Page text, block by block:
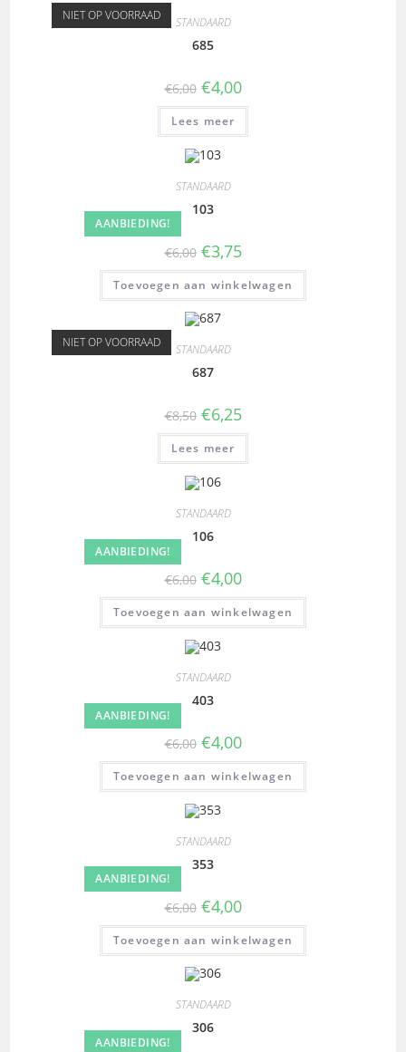
NIET OP VOORRAAD STANDAARD
685
€6,00 €4,00
Lees meer
AANBIEDING!
STANDAARD
103
€6,00 €3,75
Toevoegen aan winkelwagen
NIET OP VOORRAAD STANDAARD
687
€8,50 €6,25
Lees meer
AANBIEDING!
STANDAARD
106
€6,00 €4,00
Toevoegen aan winkelwagen
AANBIEDING!
STANDAARD
403
€6,00 €4,00
Toevoegen aan winkelwagen
AANBIEDING!
STANDAARD
353
€6,00 €4,00
Toevoegen aan winkelwagen
AANBIEDING!
STANDAARD
306